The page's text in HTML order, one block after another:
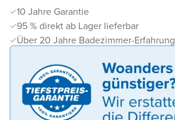
10 Jahre Garantie
95 % direkt ab Lager lieferbar
Über 20 Jahre Badezimmer-Erfahrung